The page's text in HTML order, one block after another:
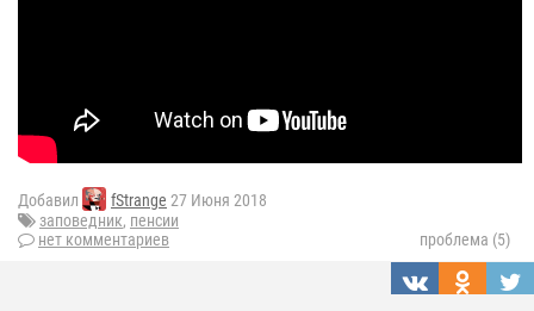
Добавил fStrange 27 Июня 2018
заповедник, пенсии
нет комментариев
проблема (5)